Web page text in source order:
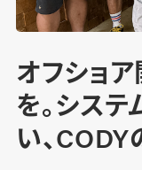
オフショ
を。シス
い、